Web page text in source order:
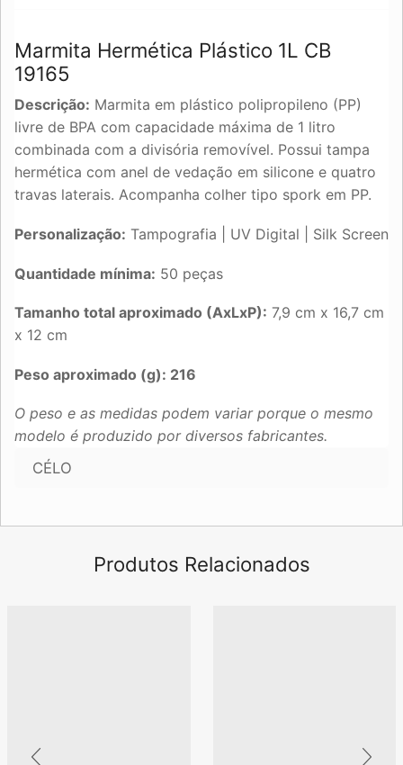
Marmita Hermética Plástico 1L CB
19165
Descrição: Marmita em plástico polipropileno (PP)
livre de BPA com capacidade máxima de 1 litro
combinada com a divisória removível. Possui tampa
hermética com anel de vedação em silicone e quatro
travas laterais. Acompanha colher tipo spork em PP.
Personalização: Tampografia | UV Digital | Silk Screen
Quantidade mínima: 50 peças
Tamanho total aproximado (AxLxP): 7,9 cm x 16,7 cm
x 12 cm
Peso aproximado (g): 216
O peso e as medidas podem variar porque o mesmo
modelo é produzido por diversos fabricantes.
CÉLO
Produtos Relacionados